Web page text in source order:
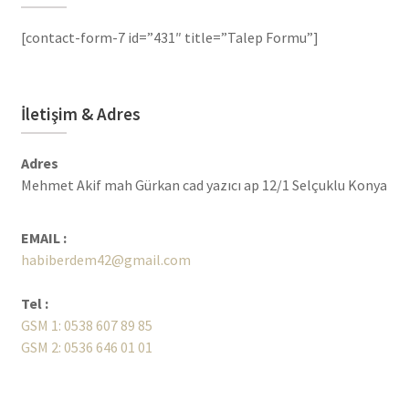
[contact-form-7 id=”431″ title=”Talep Formu”]
İletişim & Adres
Adres
Mehmet Akif mah Gürkan cad yazıcı ap 12/1 Selçuklu Konya
EMAIL :
habiberdem42@gmail.com
Tel :
GSM 1: 0538 607 89 85
GSM 2: 0536 646 01 01